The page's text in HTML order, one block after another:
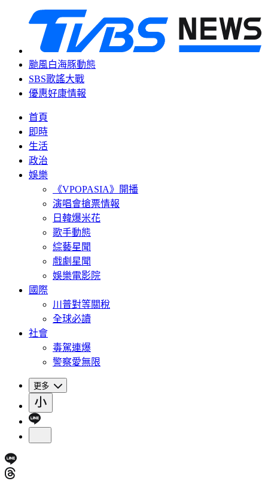
颱風白海豚動態
SBS歌謠大戰
優惠好康情報
首頁
即時
生活
政治
娛樂
《VPOPASIA》開播
演唱會搶票情報
日韓爆米花
歌手動態
綜藝星聞
戲劇星聞
娛樂電影院
國際
川普對等關稅
全球必讀
社會
毒駕連爆
警察愛無限
更多